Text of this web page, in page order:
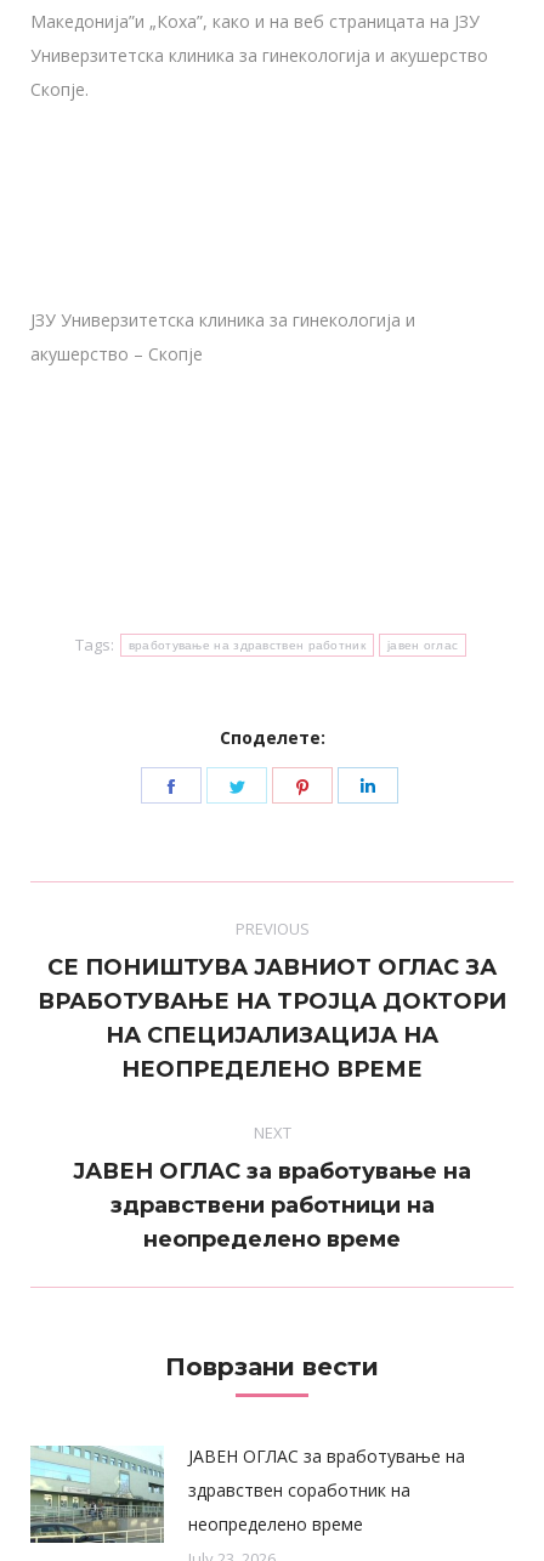
Македонија”и „Коха”, како и на веб страницата на ЈЗУ
Универзитетска клиника за гинекологија и акушерство
Скопје.
ЈЗУ Универзитетска клиника за гинекологија и
акушерство – Скопје
Tags: вработување на здравствен работник јавен оглас
Споделете:
Share
Share
Share
PREVIOUS
Previous
post:
СЕ ПОНИШТУВА ЈАВНИОТ ОГЛАС ЗА
ВРАБОТУВАЊЕ НА ТРОЈЦА ДОКТОРИ
НА СПЕЦИЈАЛИЗАЦИЈА НА
НЕОПРЕДЕЛЕНО ВРЕМЕ
NEXT
Next
post:
ЈАВЕН ОГЛАС за вработување на
здравствени работници на
неопределено време
Поврзани вести
ЈАВЕН ОГЛАС за вработување на
здравствен соработник на
неопределено време